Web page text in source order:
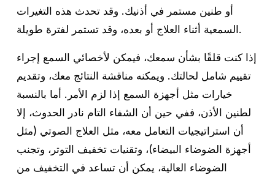
أو طنين مستمر في أذنيك. وقد تحدث هذه التغيرات
السمعية أثناء العلاج أو بعده، وقد تستمر لفترة طويلة.
إذا كنت قلقًا بشأن سمعك، فيمكن لأخصائي السمع إجراء
تقييم شامل لحالتك. ويمكنه مناقشة النتائج معك، وتقديم
خيارات مثل أجهزة السمع إذا لزم الأمر. أما بالنسبة
لطنين الأذن، ففي حين أن الشفاء التام نادر الحدوث، إلا
أن استراتيجيات التعامل معه، مثل العلاج الصوتي (مثل
أجهزة الضوضاء البيضاء)، وتقنيات تخفيف التوتر، وتجنب
الضوضاء العالية، يمكن أن تساعد في التخفيف من